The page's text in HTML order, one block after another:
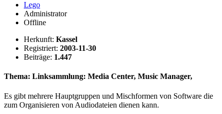
Lego
Administrator
Offline
Herkunft: Kassel
Registriert: 2003-11-30
Beiträge: 1.447
Thema: Linksammlung: Media Center, Music Manager,
Es gibt mehrere Hauptgruppen und Mischformen von Software die
zum Organisieren von Audiodateien dienen kann.